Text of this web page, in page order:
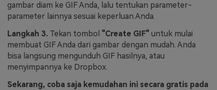
gambar diam ke GIF Anda, lalu tentukan parameter-
parameter lainnya sesuai keperluan Anda.
Langkah 3. Tekan tombol "Create GIF" untuk mulai
membuat GIF Anda dari gambar dengan mudah. Anda
bisa langsung mengunduh GIF hasilnya, atau
menyimpannya ke Dropbox.
Sekarang, coba saja kemudahan ini secara gratis pada